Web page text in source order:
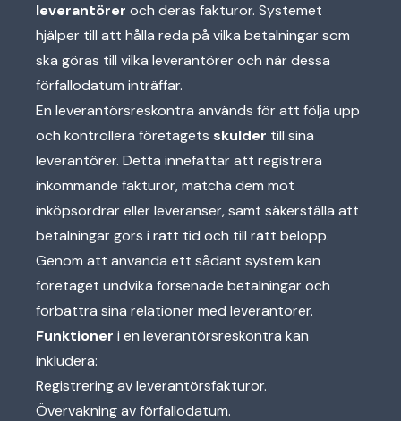
leverantörer och deras fakturor. Systemet
hjälper till att hålla reda på vilka betalningar som
ska göras till vilka leverantörer och när dessa
förfallodatum inträffar.
En leverantörsreskontra används för att följa upp
och kontrollera företagets skulder till sina
leverantörer. Detta innefattar att registrera
inkommande fakturor, matcha dem mot
inköpsordrar eller leveranser, samt säkerställa att
betalningar görs i rätt tid och till rätt belopp.
Genom att använda ett sådant system kan
företaget undvika försenade betalningar och
förbättra sina relationer med leverantörer.
Funktioner i en leverantörsreskontra kan
inkludera:
Registrering av leverantörsfakturor.
Övervakning av förfallodatum.